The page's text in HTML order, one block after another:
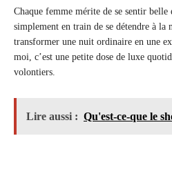
Chaque femme mérite de se sentir belle
simplement en train de se détendre à
transformer une nuit ordinaire en une
moi, c’est une petite dose de luxe
volontiers.
Lire aussi : Qu'est-ce-que le